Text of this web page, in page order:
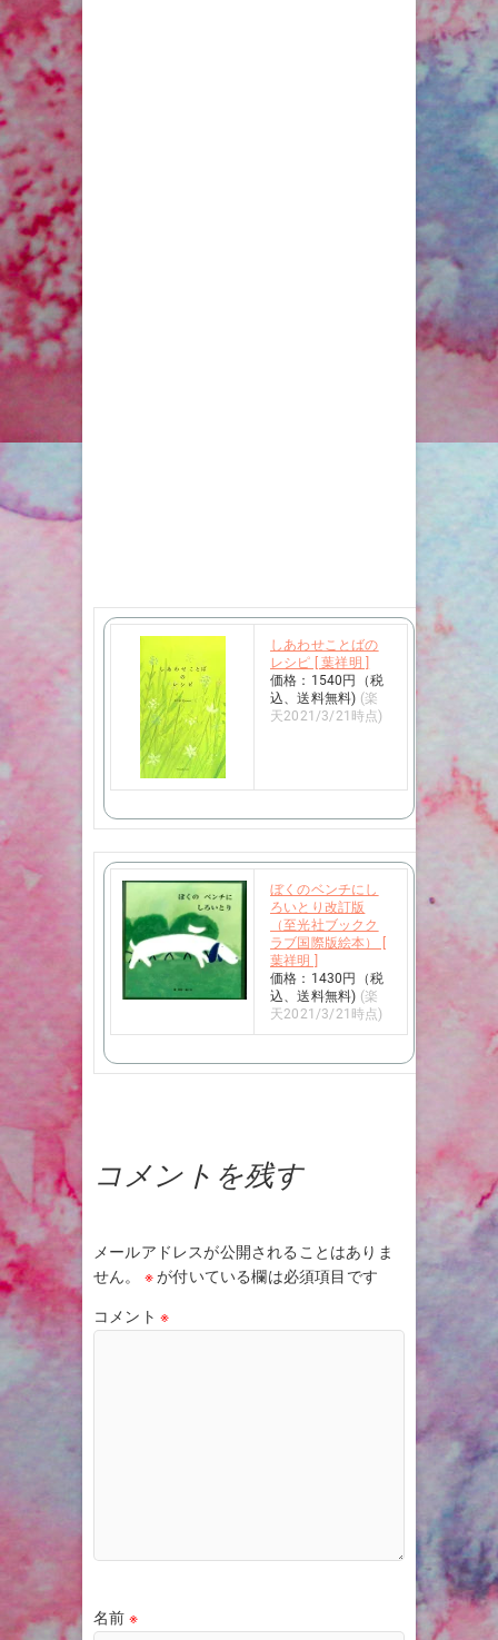
しあわせことばの
レシピ [ 葉祥明 ]
価格：1540円（税
込、送料無料) (楽
天2021/3/21時点)
ぼくのベンチにし
ろいとり改訂版
（至光社ブックク
ラブ国際版絵本） [
葉祥明 ]
価格：1430円（税
込、送料無料) (楽
天2021/3/21時点)
コメントを残す
メールアドレスが公開されることはありま
せん。
※が付いている欄は必須項目です
コメント ※
名前 ※